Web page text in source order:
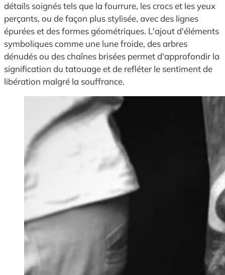
détails soignés tels que la fourrure, les crocs et les yeux
perçants, ou de façon plus stylisée, avec des lignes
épurées et des formes géométriques. L'ajout d'éléments
symboliques comme une lune froide, des arbres
dénudés ou des chaînes brisées permet d'approfondir la
signification du tatouage et de refléter le sentiment de
libération malgré la souffrance.